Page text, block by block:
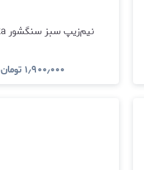
نیم‌زیپ سبز سنگشور bershka
۱٫۹۰۰٫۰۰۰ تومان